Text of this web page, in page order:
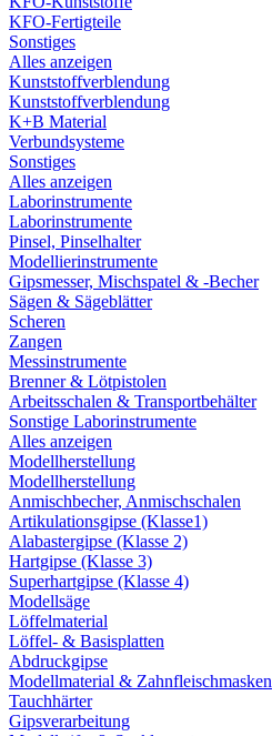
KFO-Fertigteile
Sonstiges
Alles anzeigen
Kunststoffverblendung
Kunststoffverblendung
K+B Material
Verbundsysteme
Sonstiges
Alles anzeigen
Laborinstrumente
Laborinstrumente
Pinsel, Pinselhalter
Modellierinstrumente
Gipsmesser, Mischspatel & -Becher
Sägen & Sägeblätter
Scheren
Zangen
Messinstrumente
Brenner & Lötpistolen
Arbeitsschalen & Transportbehälter
Sonstige Laborinstrumente
Alles anzeigen
Modellherstellung
Modellherstellung
Anmischbecher, Anmischschalen
Artikulationsgipse (Klasse1)
Alabastergipse (Klasse 2)
Hartgipse (Klasse 3)
Superhartgipse (Klasse 4)
Modellsäge
Löffelmaterial
Löffel- & Basisplatten
Abdruckgipse
Modellmaterial & Zahnfleischmasken
Tauchhärter
Gipsverarbeitung